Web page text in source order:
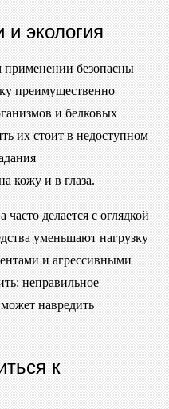
экология
безопасны
преимущественно
и белковых
их стоит в недоступном
кожу и в глаза.
делается с оглядкой
уменьшают нагрузку
и агрессивными
неправильное
навредить
к